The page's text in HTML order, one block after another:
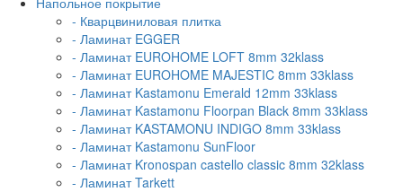
- Кварцвиниловая плитка
- Ламинат EGGER
- Ламинат EUROHOME LOFT 8mm 32klass
- Ламинат EUROHOME MAJESTIC 8mm 33klass
- Ламинат Kastamonu Emerald 12mm 33klass
- Ламинат Kastamonu Floorpan Black 8mm 33klass
- Ламинат KASTAMONU INDIGO 8mm 33klass
- Ламинат Kastamonu SunFloor
- Ламинат Kronospan castello classic 8mm 32klass
- Ламинат Tarkett